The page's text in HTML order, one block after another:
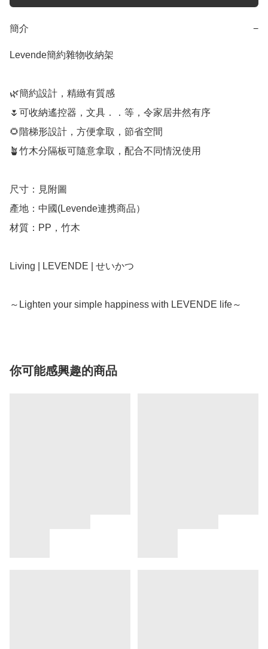
簡介 −
Levende簡約雜物收納架
🌿簡約設計，精緻有質感
🌷可收納遙控器，文具．．等，令家居井然有序
🌻階梯形設計，方便拿取，節省空間
🪴竹木分隔板可隨意拿取，配合不同情況使用
尺寸：見附圖
產地：中國(Levende連携商品）
材質：PP，竹木
Living | LEVENDE | せいかつ
你可能感興趣的商品